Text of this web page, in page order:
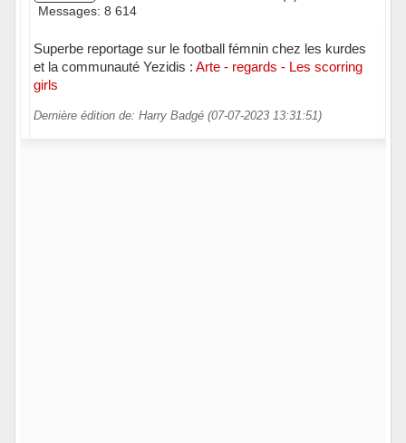
Messages: 8 614
Superbe reportage sur le football fémnin chez les kurdes
et la communauté Yezidis : Arte - regards - Les scorring
girls
Dernière édition de: Harry Badgé (07-07-2023 13:31:51)